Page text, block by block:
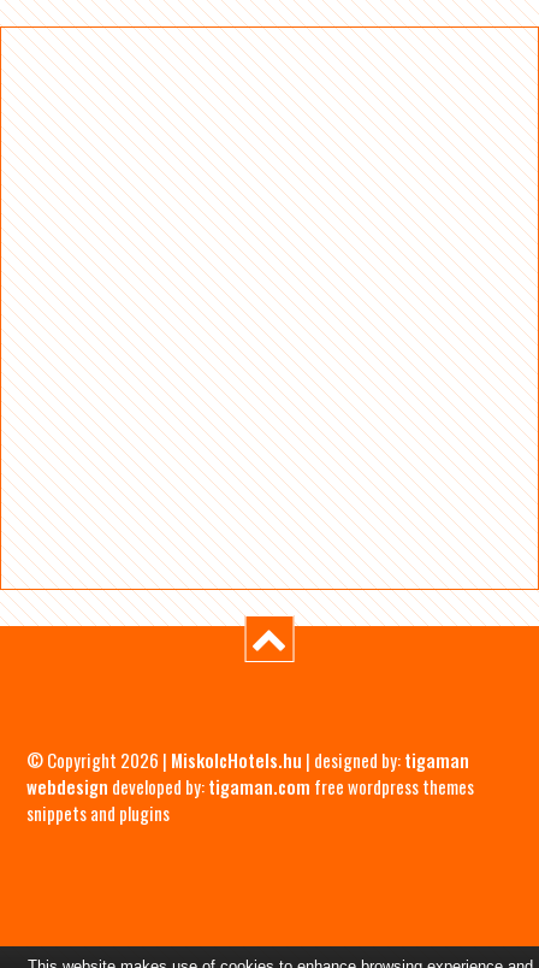
© Copyright 2026 | MiskolcHotels.hu | designed by:tigaman
webdesign developed by:tigaman.com free wordpress themes
snippets and plugins